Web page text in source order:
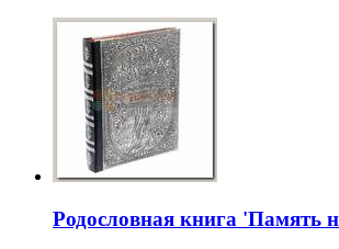
Родословная книга 'Память